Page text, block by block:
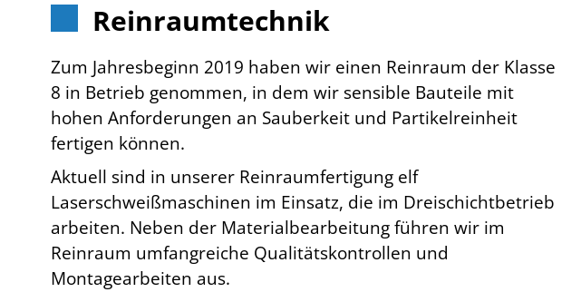
Reinraumtechnik
Zum Jahresbeginn 2019 haben wir einen Reinraum der Klasse
8 in Betrieb genommen, in dem wir sensible Bauteile mit
hohen Anforderungen an Sauberkeit und Partikelreinheit
fertigen können.
Aktuell sind in unserer Reinraumfertigung elf
Laserschweißmaschinen im Einsatz, die im Dreischichtbetrieb
arbeiten. Neben der Materialbearbeitung führen wir im
Reinraum umfangreiche Qualitätskontrollen und
Montagearbeiten aus.